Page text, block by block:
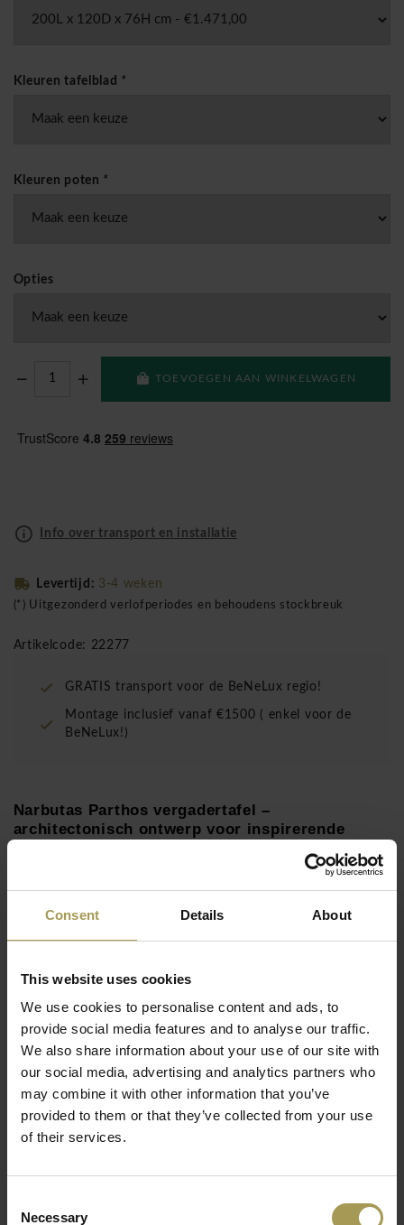
Consent Details About
This website uses cookies
We use cookies to personalise content and ads, to
provide social media features and to analyse our traffic.
We also share information about your use of our site with
our social media, advertising and analytics partners who
may combine it with other information that you’ve
provided to them or that they’ve collected from your use
of their services.
Selection
Necessary
Kleuren tafelblad *
Kleuren poten *
Opties
TOEVOEGEN AAN WINKELWAGEN
Info over transport en installatie
Levertijd: 3-4 weken
(*) Uitgezonderd verlofperiodes en behoudens stockbreuk
Artikelcode: 22277
GRATIS transport voor de BeNeLux regio!
Montage inclusief vanaf €1500 ( enkel voor de
BeNeLux!)
Narbutas Parthos vergadertafel –
architectonisch ontwerp voor inspirerende
Materiaal:
Plateau MFC (melamine) van 25 mm met
frame en basis in MFC. Verstelbare poten. Optie voor
Maten:
6/8 personen: 200 x 120 cm, 240 x 120 cm,
280 x 120 cm
10/12 personen: 320 x 120 cm, 420 x 120 cm
Kleur:zie kleurenstalen bijlage
Normen/test:LST EN 15372:2017 (niveau 2), LST EN
1730:2012
gemakkelijk recyclebaar